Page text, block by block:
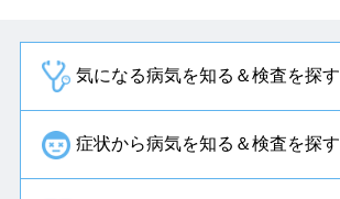
気になる病気を知る＆検査を探す
症状から病気を知る＆検査を探す